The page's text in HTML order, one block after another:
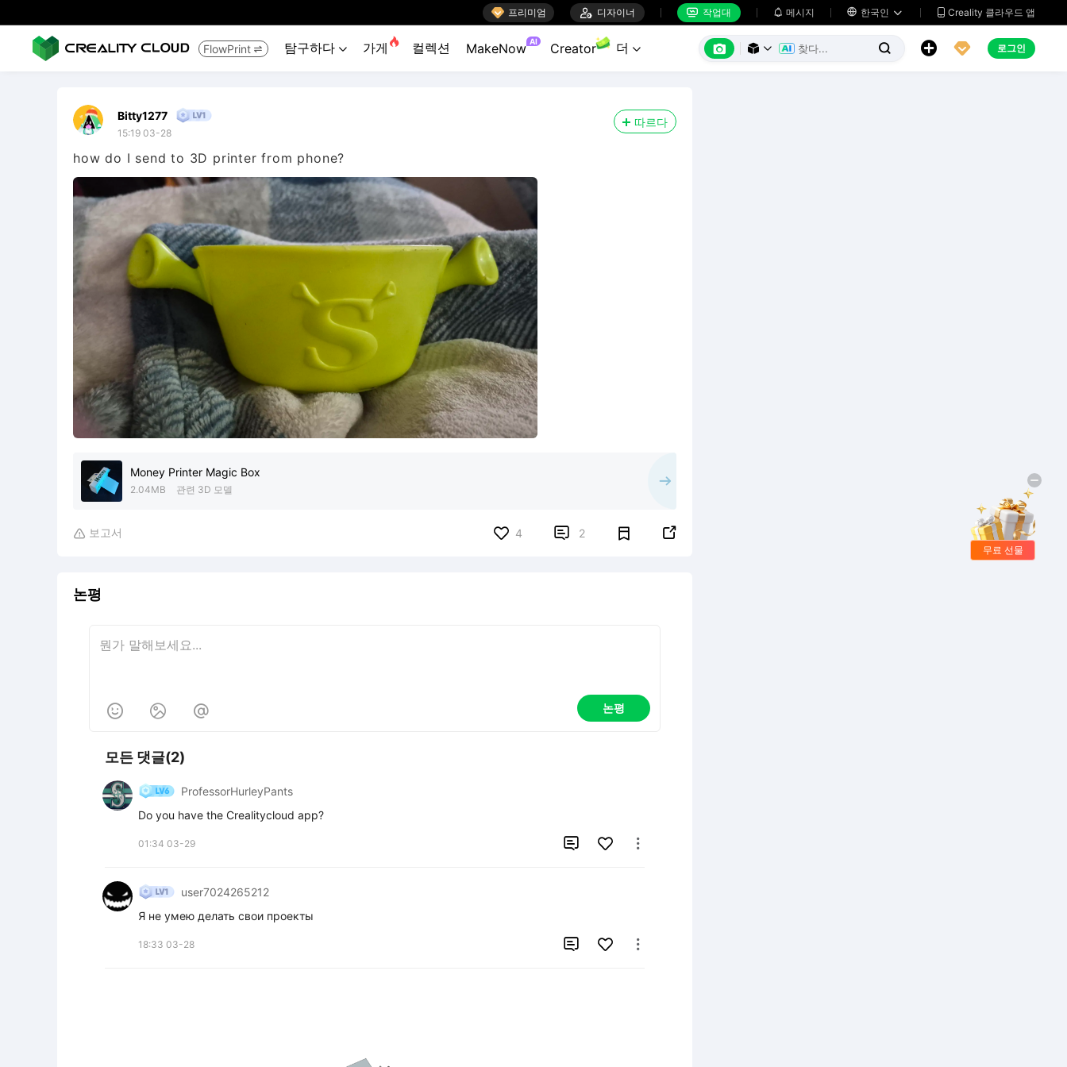
 프리미엄  디자이너  작업대  메시지  한국인   Creality 클라우드 앱
FlowPrint  탐구하다  가게  컬렉션 MakeNow AI Creator 더        로그인
Bitty1277
15:19 03-28
따르다
how do I send to 3D printer from phone?
Money Printer Magic Box
2.04MB 관련 3D 모델
 보고서 4  2 
논평
   논평
모든 댓글(2)
ProfessorHurleyPants
Do you have the Crealitycloud app?
01:34 03-29  
user7024265212
Я не умею делать свои проекты
18:33 03-28  
무료 선물